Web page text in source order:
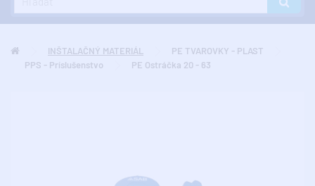
INŠTALAČNÝ MATERIÁL
PE TVAROVKY - PLAST
PPS - Príslušenstvo
PE Ostráčka 20 - 63